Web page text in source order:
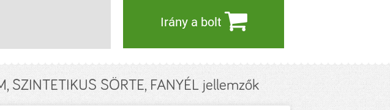
Irány a bolt
SZINTETIKUS SÖRTE, FANYÉL jellemzők